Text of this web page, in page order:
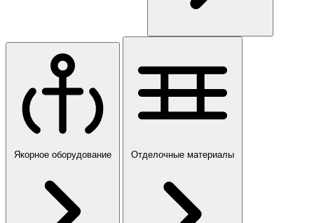
Якорное оборудование Отделочные материалы